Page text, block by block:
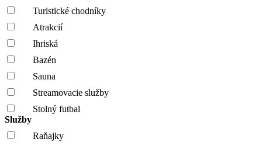
Turistické chodníky
Atrakcií
Ihriská
Bazén
Sauna
Streamovacie služby
Stolný futbal
Služby
Raňajky